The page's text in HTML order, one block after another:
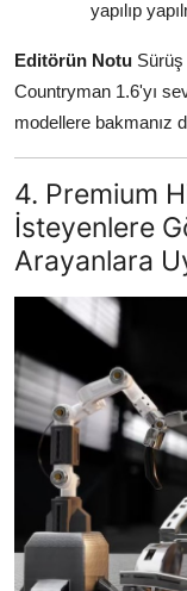
yapılıp
Editörün Notu
Countryman 1.6'yı
modellere bakmanız
4. Premium
İsteyenlere
Arayanlara